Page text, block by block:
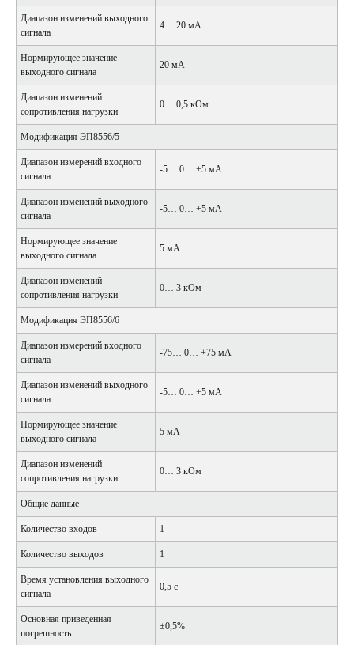
Диапазон изменений выходного
сигнала
4… 20 мА
Нормирующее значение
выходного сигнала
20 мА
Диапазон изменений
сопротивления нагрузки
0… 0,5 кОм
Модификация ЭП8556/5
Диапазон измерений входного
сигнала
-5… 0… +5 мА
Диапазон изменений выходного
сигнала
-5… 0… +5 мА
Нормирующее значение
выходного сигнала
5 мА
Диапазон изменений
сопротивления нагрузки
0… 3 кОм
Модификация ЭП8556/6
Диапазон измерений входного
сигнала
-75… 0… +75 мА
Диапазон изменений выходного
сигнала
-5… 0… +5 мА
Нормирующее значение
выходного сигнала
5 мА
Диапазон изменений
сопротивления нагрузки
0… 3 кОм
Общие данные
Количество входов 1
Количество выходов 1
Время установления выходного
сигнала
0,5 с
Основная приведенная
погрешность
±0,5%